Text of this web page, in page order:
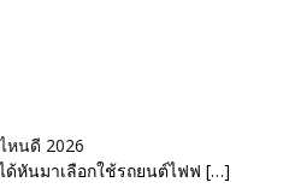
หนดี 2026
หันมาเลือกใช้รถยนต์ไฟฟ […]